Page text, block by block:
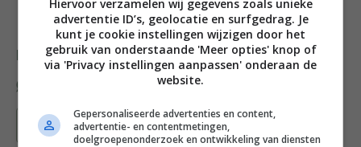
Deel dit recept
Bewaar recept
Hiervoor verzamelen wij gegevens zoals unieke
advertentie ID’s, geolocatie en surfgedrag. Je
kunt je cookie instellingen wijzigen door het
gebruik van onderstaande 'Meer opties' knop of
via 'Privacy instellingen aanpassen' onderaan de
website.
Gepersonaliseerde advertenties en content,
advertentie- en contentmetingen,
doelgroepenonderzoek en ontwikkeling van diensten